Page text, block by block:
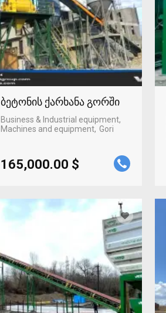
ბეტონის ქარხანა გორში
Business & Industrial equipment,
Machines and equipment Gori
165,000.00 $